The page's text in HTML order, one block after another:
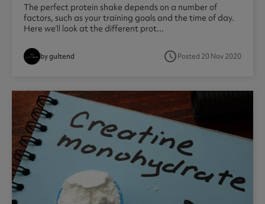
The perfect protein shake depends on a number of
factors, such as your training goals and the time of day.
Here we’ll look at the different prot...
by gultend access_timePosted 20 Nov 2020